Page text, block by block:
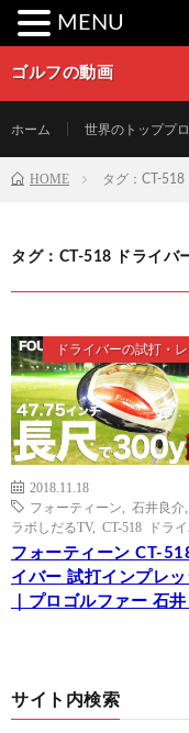
ゴルフの動画
ホーム 世界のトッププ
HOME タグ：CT-518
タグ：CT-518 ドライバ
ドライバーの試打・
2018.11.18
フォーティーン
石井良介
ラボしだるTV, CT-518 ドラ
フォーティーン CT-
イバー 試打インプレ
｜プロゴルファー 石
サイト内検索
MENU